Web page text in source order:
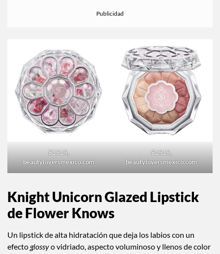
$1515,
beautyloversmexico.com
$1515,
beautyloversmexico.com
Knight Unicorn Glazed Lipstick
de Flower Knows
Un lipstick de alta hidratación que deja los labios con un
efectoglossyo vidriado, aspecto voluminoso y llenos de color